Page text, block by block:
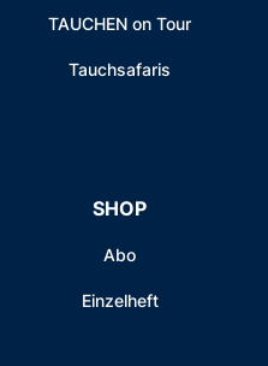
TAUCHEN on Tour
Tauchsafaris
SHOP
Abo
Einzelheft